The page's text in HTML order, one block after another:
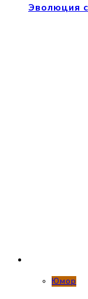
Эволюция
Юмор